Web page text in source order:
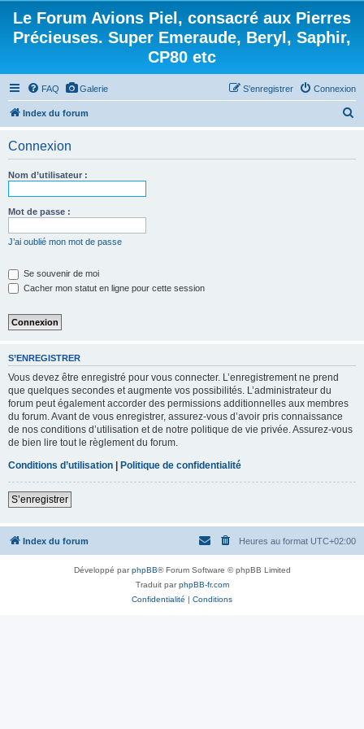
Le Forum Avions Piel, consacré aux Pierres
Précieuses. Super Emeraude, Beryl, Saphir,
CP80 etc
FAQ Galerie Connexion
S’enregistrer
Index du forum
Connexion
Nom d’utilisateur :
Mot de passe :
J’ai oublié mon mot de passe
Se souvenir de moi
Cacher mon statut en ligne pour cette session
S’ENREGISTRER
Vous devez être enregistré pour vous connecter. L’enregistrement ne prend
que quelques secondes et augmente vos possibilités. L’administrateur du
forum peut également accorder des permissions additionnelles aux membres
du forum. Avant de vous enregistrer, assurez-vous d’avoir pris connaissance
de nos conditions d’utilisation et de notre politique de vie privée. Assurez-vous
de bien lire tout le règlement du forum.
Conditions d’utilisation | Politique de confidentialité
S’enregistrer
Index du forum Heures au format UTC+02:00
Développé parphpBB® Forum Software © phpBB Limited
Traduit parphpBB-fr.com
Confidentialité | Conditions